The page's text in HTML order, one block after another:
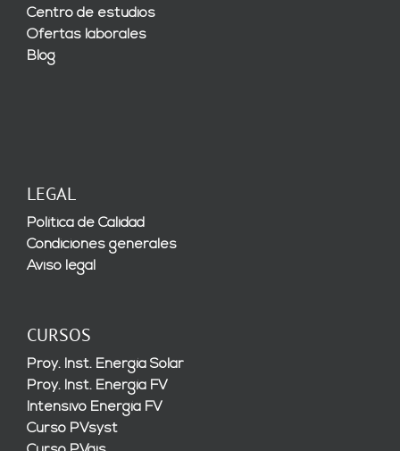
Centro de estudios
Ofertas laborales
Blog
LEGAL
Política de Calidad
Condiciones generales
Aviso legal
CURSOS
Proy. Inst. Energía Solar
Proy. Inst. Energía FV
Intensivo Energía FV
Curso PVsyst